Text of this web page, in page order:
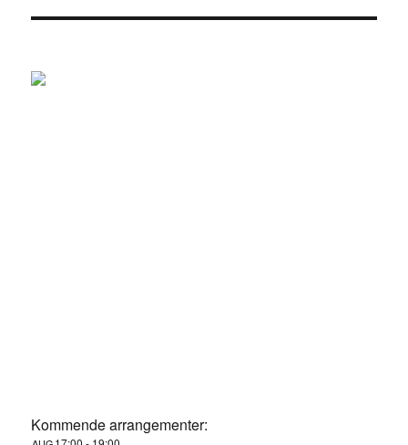
Kommende arrangementer: